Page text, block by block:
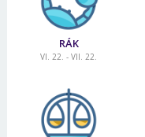
RÁK
VI. 22. - VII. 22.